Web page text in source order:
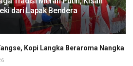
dari Lapak Bendera
Kopi Langka Beraroma Nangka